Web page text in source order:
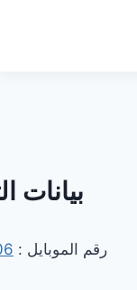
بيانات
رقم الموبايل :